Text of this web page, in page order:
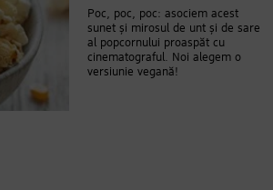
Poc, poc, poc: asociem acest
sunet și mirosul de unt și de sare
al popcornului proaspăt cu
cinematograful. Noi alegem o
versiunie vegană!